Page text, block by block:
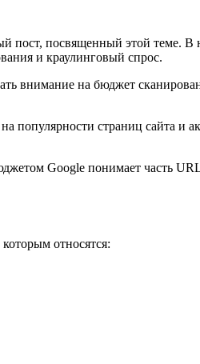
пост, посвященный этой теме. В
и краулинговый спрос.
внимание на бюджет
популярности страниц сайта и
Google понимает часть
относятся: